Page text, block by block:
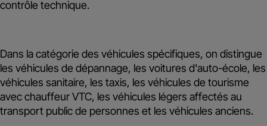
contrôle technique.
Dans la catégorie des véhicules spécifiques, on distingue
les véhicules de dépannage, les voitures d'auto-école, les
véhicules sanitaire, les taxis, les véhicules de tourisme
avec chauffeur VTC, les véhicules légers affectés au
transport public de personnes et les véhicules anciens.